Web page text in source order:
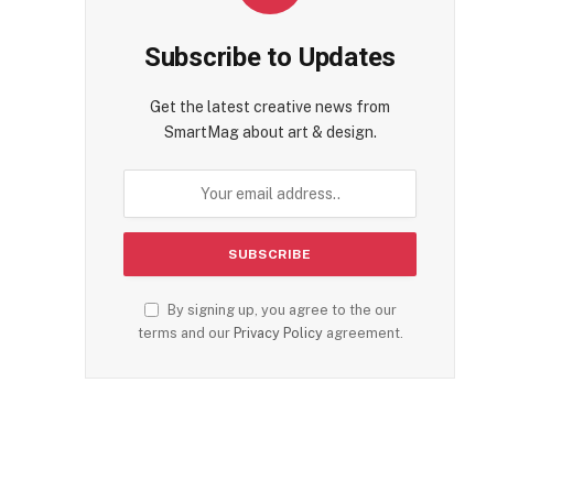
Subscribe to Updates
Get the latest creative news from
SmartMag about art & design.
By signing up, you agree to the our
terms and our Privacy Policyagreement.